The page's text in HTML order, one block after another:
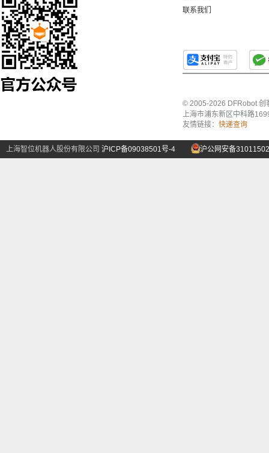
联系我们
© 2005-2026 DFRobot 创
上海市浦东新区中科路
友情链接： 快递查询
上海智位机器人股份有限公司 沪ICP备09038501号-4 沪公网安备